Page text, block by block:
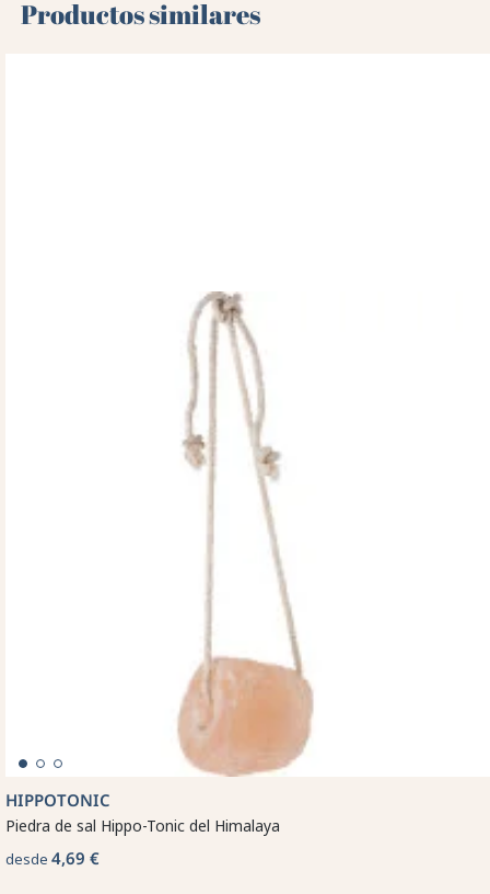
Productos similares
HIPPOTONIC
Piedra de sal Hippo-Tonic del Himalaya
desde 4,69 €